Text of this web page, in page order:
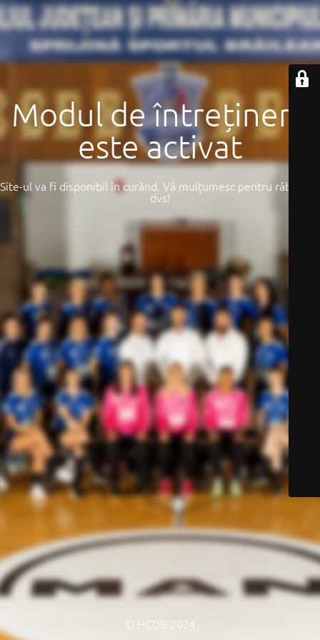
Modul de întreținere
este activat
Site-ul va fi disponibil în curând. Vă mulțumesc pentru răbdarea
dvs!
© HCDB 2024